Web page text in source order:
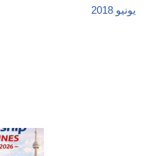
يونيو 2018